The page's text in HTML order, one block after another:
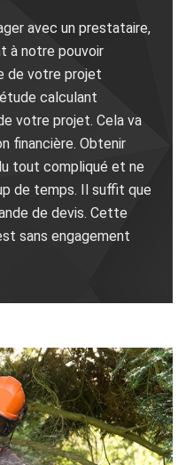
avec un prestataire,
à notre pouvoir
de votre projet
étude calculant
votre projet. Cela va
financière. Obtenir
tout compliqué et ne
de temps. Il suffit que
de devis. Cette
sans engagement